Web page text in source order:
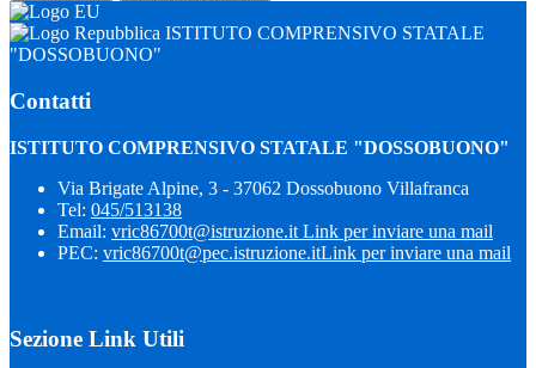
ISTITUTO COMPRENSIVO STATALE
"DOSSOBUONO"
Contatti
ISTITUTO COMPRENSIVO STATALE "DOSSOBUONO"
Via Brigate Alpine, 3 - 37062 Dossobuono Villafranca
Tel: 045/513138
Email: vric86700t@istruzione.it Link per inviare una mail
PEC: vric86700t@pec.istruzione.itLink per inviare una mail
Sezione Link Utili